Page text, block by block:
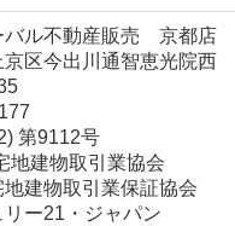
バル不動産販売 京都店
区今出川通智恵光院西
第9112号
地建物取引業協会
地建物取引業保証協会
リー21・ジャパン